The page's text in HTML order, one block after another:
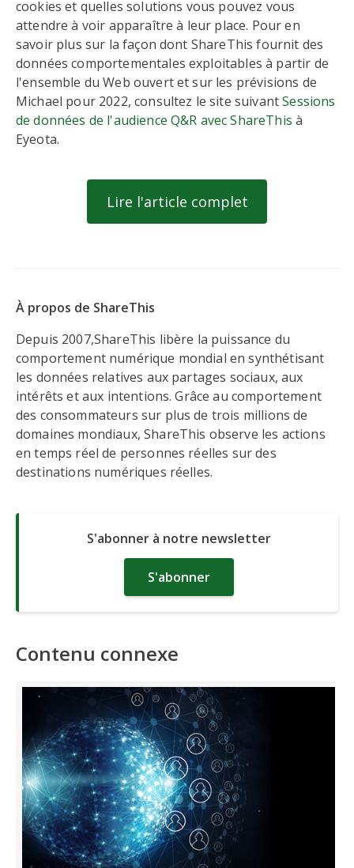
cookies et quelles solutions vous pouvez vous
attendre à voir apparaître à leur place. Pour en
savoir plus sur la façon dont ShareThis fournit des
données comportementales exploitables à partir de
l'ensemble du Web ouvert et sur les prévisions de
Michael pour 2022, consultez le site suivantSessions
de données de l'audience Q&R avec ShareThis à
Eyeota.
Lire l'article complet
À propos de ShareThis
Depuis 2007,ShareThis libère la puissance du
comportement numérique mondial en synthétisant
les données relatives aux partages sociaux, aux
intérêts et aux intentions. Grâce au comportement
des consommateurs sur plus de trois millions de
domaines mondiaux, ShareThis observe les actions
en temps réel de personnes réelles sur des
destinations numériques réelles.
S'abonner à notre newsletter
S'abonner
Contenu connexe